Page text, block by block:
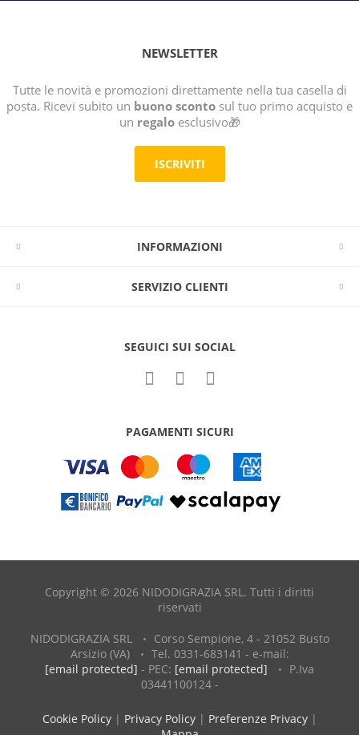
NEWSLETTER
Tutte le novità e promozioni direttamente nella tua casella di
posta. Ricevi subito un buono sconto sul tuo primo acquisto e
un regaloesclusivo🎁
ISCRIVITI
INFORMAZIONI
SERVIZIO CLIENTI
SEGUICI SUI SOCIAL
PAGAMENTI SICURI
Copyright © 2026 NIDODIGRAZIA SRL. Tutti i diritti
riservati
NIDODIGRAZIA SRL
Corso Sempione, 4 - 21052 Busto
Arsizio (VA)
Tel. 0331-683141 - e-mail:
[email protected] - PEC: [email protected]
P.Iva
03441100124 -
Cookie Policy| Privacy Policy| Preferenze Privacy|